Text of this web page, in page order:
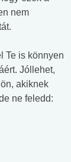
nem
Te is könnyen
Jóllehet,
akiknek
ne feledd: